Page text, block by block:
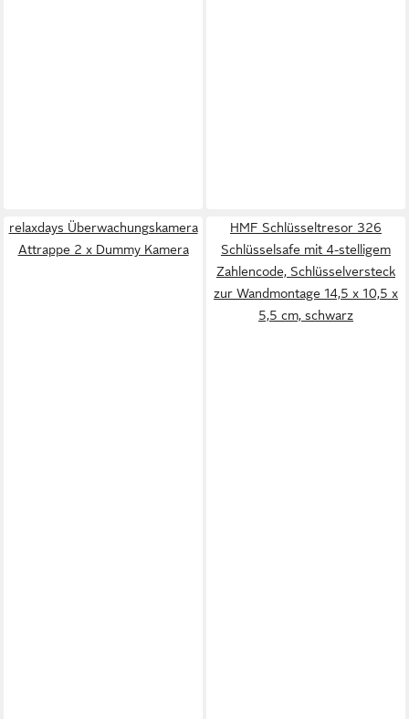
relaxdays Überwachungskamera
Attrappe 2 x Dummy Kamera
HMF Schlüsseltresor 326
Schlüsselsafe mit 4-stelligem
Zahlencode, Schlüsselversteck
zur Wandmontage 14,5 x 10,5 x
5,5 cm, schwarz